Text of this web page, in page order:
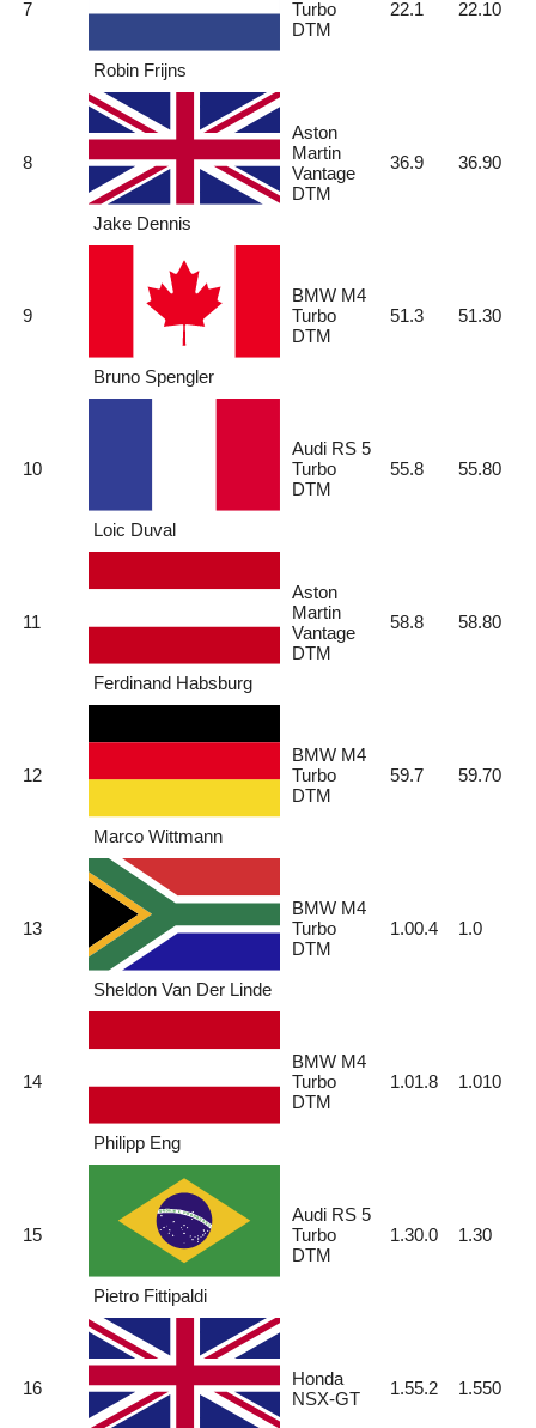
7
Robin Frijns
Turbo
DTM
22.1 22.10
8
Jake Dennis
Aston
Martin
Vantage
DTM
36.9 36.90
9
Bruno Spengler
BMW M4
Turbo
DTM
51.3 51.30
10
Loic Duval
Audi RS 5
Turbo
DTM
55.8 55.80
11
Ferdinand Habsburg
Aston
Martin
Vantage
DTM
58.8 58.80
12
Marco Wittmann
BMW M4
Turbo
DTM
59.7 59.70
13
Sheldon Van Der Linde
BMW M4
Turbo
DTM
1.00.4 1.0
14
Philipp Eng
BMW M4
Turbo
DTM
1.01.8 1.010
15
Pietro Fittipaldi
Audi RS 5
Turbo
DTM
1.30.0 1.30
16
Honda
NSX-GT
1.55.2 1.550